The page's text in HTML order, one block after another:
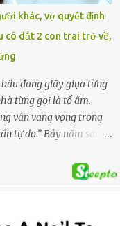
xác định là anh V.V.D.
(SN 2021). Hai cháu là
cứu hộ đã tiến hành
khác, vợ quyết định
cô dắt 2 con trai trở về,
đang giãy giụa từng
từng gọi là tổ ấm.
vẫn vang vọng trong
tự do.” Bảy năm sau,
ông phản bội ấy
lạnh len lỏi qua từng